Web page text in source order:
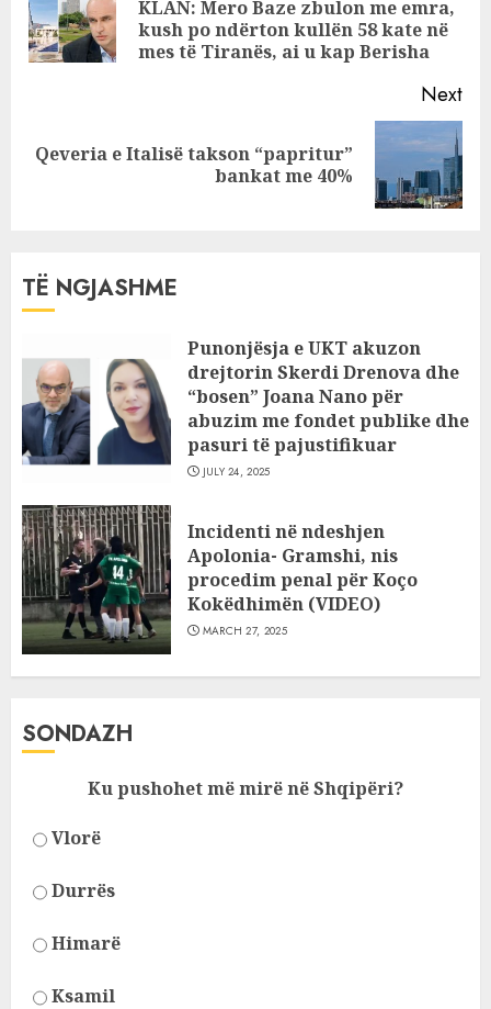
KLAN: Mero Baze zbulon me emra,
kush po ndërton kullën 58 kate në
mes të Tiranës, ai u kap Berisha
Next
Next
Qeveria e Italisë takson “papritur”
bankat me 40%
TË NGJASHME
Punonjësja e UKT akuzon
drejtorin Skerdi Drenova dhe
“bosen” Joana Nano për
abuzim me fondet publike dhe
pasuri të pajustifikuar
JULY 24, 2025
Incidenti në ndeshjen
Apolonia- Gramshi, nis
procedim penal për Koço
Kokëdhimën (VIDEO)
MARCH 27, 2025
SONDAZH
Ku pushohet më mirë në Shqipëri?
Vlorë
Durrës
Himarë
Ksamil